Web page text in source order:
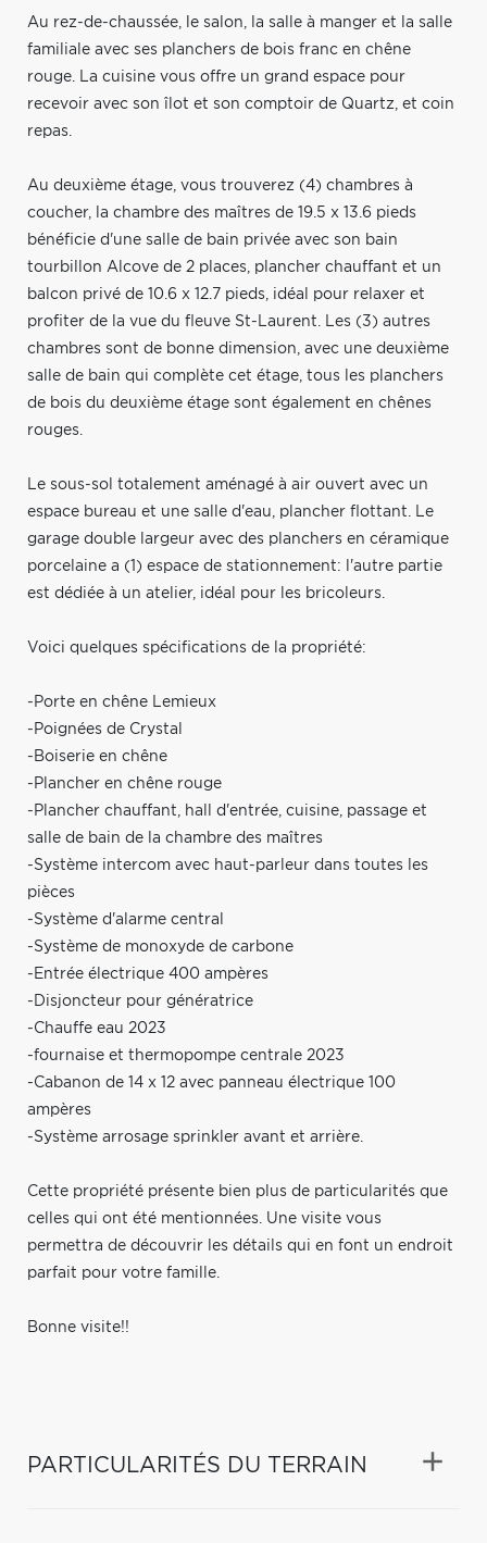
Au rez-de-chaussée, le salon, la salle à manger et la salle
familiale avec ses planchers de bois franc en chêne
rouge. La cuisine vous offre un grand espace pour
recevoir avec son îlot et son comptoir de Quartz, et coin
repas.
Au deuxième étage, vous trouverez (4) chambres à
coucher, la chambre des maîtres de 19.5 x 13.6 pieds
bénéficie d'une salle de bain privée avec son bain
tourbillon Alcove de 2 places, plancher chauffant et un
balcon privé de 10.6 x 12.7 pieds, idéal pour relaxer et
profiter de la vue du fleuve St-Laurent. Les (3) autres
chambres sont de bonne dimension, avec une deuxième
salle de bain qui complète cet étage, tous les planchers
de bois du deuxième étage sont également en chênes
rouges.
Le sous-sol totalement aménagé à air ouvert avec un
espace bureau et une salle d'eau, plancher flottant. Le
garage double largeur avec des planchers en céramique
porcelaine a (1) espace de stationnement: l'autre partie
est dédiée à un atelier, idéal pour les bricoleurs.
Voici quelques spécifications de la propriété:
-Porte en chêne Lemieux
-Poignées de Crystal
-Boiserie en chêne
-Plancher en chêne rouge
-Plancher chauffant, hall d'entrée, cuisine, passage et
salle de bain de la chambre des maîtres
-Système intercom avec haut-parleur dans toutes les
pièces
-Système d'alarme central
-Système de monoxyde de carbone
-Entrée électrique 400 ampères
-Disjoncteur pour génératrice
-Chauffe eau 2023
-fournaise et thermopompe centrale 2023
-Cabanon de 14 x 12 avec panneau électrique 100
ampères
-Système arrosage sprinkler avant et arrière.
Cette propriété présente bien plus de particularités que
celles qui ont été mentionnées. Une visite vous
permettra de découvrir les détails qui en font un endroit
parfait pour votre famille.
Bonne visite!!
PARTICULARITÉS DU TERRAIN